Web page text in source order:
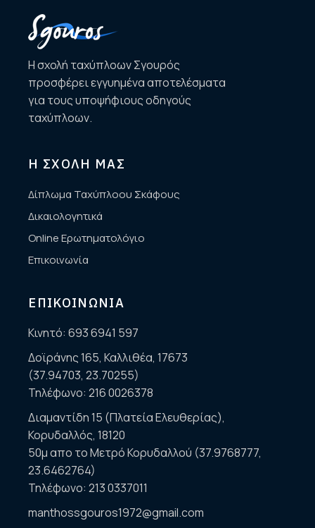
Η σχολή ταχύπλοων Σγουρός
προσφέρει εγγυημένα αποτελέσματα
για τους υποψήφιους οδηγούς
ταχύπλοων.
Η ΣΧΟΛΗ ΜΑΣ
Δίπλωμα Ταχύπλοου Σκάφους
Δικαιολογητικά
Online Ερωτηματολόγιο
Επικοινωνία
ΕΠΙΚΟΙΝΩΝΙΑ
Κινητό:693 6941 597
Δοϊράνης 165, Καλλιθέα, 17673
(37.94703, 23.70255)
Τηλέφωνο:216 0026378
Διαμαντίδη 15 (Πλατεία Ελευθερίας),
Κορυδαλλός, 18120
50μ απο το Μετρό Κορυδαλλού (37.9768777,
23.6462764)
Τηλέφωνο:213 0337011
manthossgouros1972@gmail.com